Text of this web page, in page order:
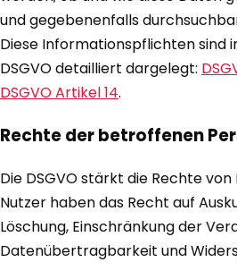
und gegebenenfalls
Diese Informationspflichten sind
DSGVO detailliert dargelegt:
DSGVO Artikel 14.
Rechte der betroffenen
Die DSGVO stärkt die Rechte
Nutzer haben das Recht auf
Löschung, Einschränkung der
Datenübertragbarkeit und